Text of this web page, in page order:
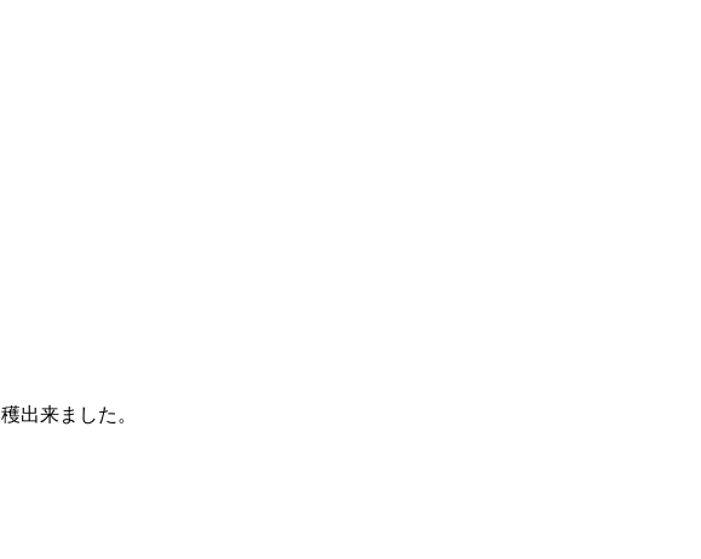
出来ました。